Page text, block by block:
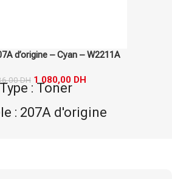
d’origine – Cyan – CF541A
DH 1 310,00DH
Type : Toner
: 203A d'origine